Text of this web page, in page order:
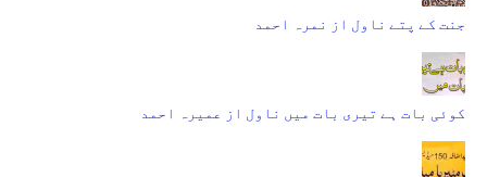
جنت کے پتے ناول از نمرہ احمد
کوئی بات ہے تیری بات میں ناول از عمیرہ احمد